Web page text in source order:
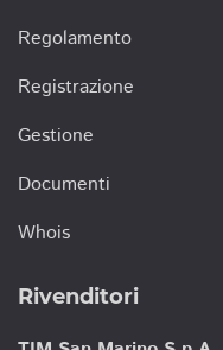
Regolamento
Registrazione
Gestione
Documenti
Whois
Rivenditori